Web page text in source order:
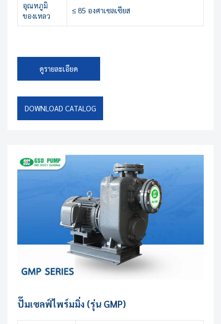
อุณหภูมิ
ของเหลว
≤ 85 องศาเซลเซียส
ดูรายละเอียด
DOWNLOAD CATALOG
ปั๊มเซลฟ์ไพร์มมิ่ง (รุ่น GMP)